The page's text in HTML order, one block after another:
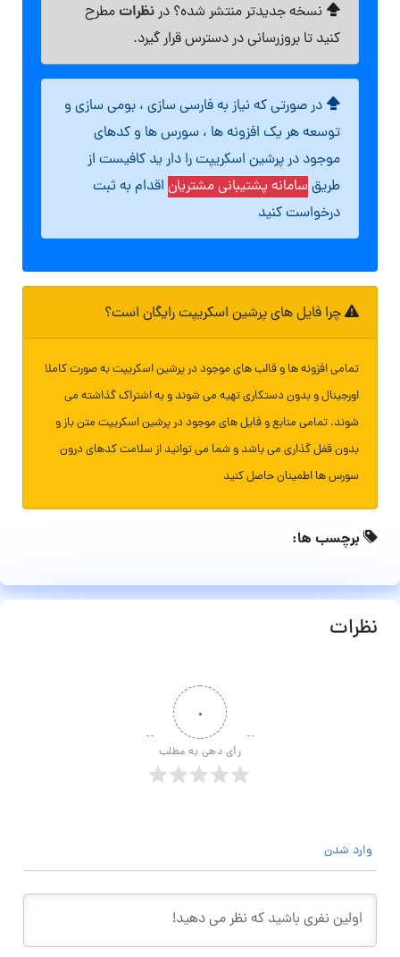
نسخه جدیدتر منتشر شده؟ درنظراتمطرح
کنید تا بروزرسانی در دسترس قرار گیرد.
در صورتی که نیاز به فارسی سازی ، بومی سازی و
توسعه هر یک افزونه ها ، سورس ها و کدهای
موجود در پرشین اسکریپت را دار ید کافیست از
طریقسامانه پشتیبانی مشتریان اقدام به ثبت
درخواست کنید
چرا فایل های پرشین اسکریپت رایگان است؟
تمامی افزونه ها و قالب های موجود در پرشین اسکریپت به صورت کاملا
اورجینال و بدون دستکاری تهیه می شوند و به اشتراک گذاشته می
شوند. تمامی منابع و فایل های موجود در پرشین اسکریپت متن باز و
بدون قفل گذاری می باشد و شما می توانید از سلامت کدهای درون
سورس ها اطمینان حاصل کنید
برچسب ها:
نظرات
۰
رأی دهی به مطلب
وارد شدن